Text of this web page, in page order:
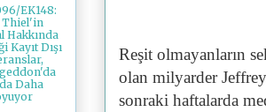
Reşit olmayanların
olan milyarder
sonraki haftalarda
EK148:
Thiel'in
Hakkında
Kayıt Dışı
Daha